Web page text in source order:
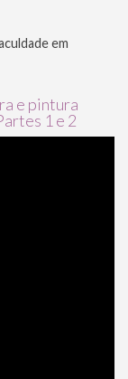
em
e pintura
1 e 2